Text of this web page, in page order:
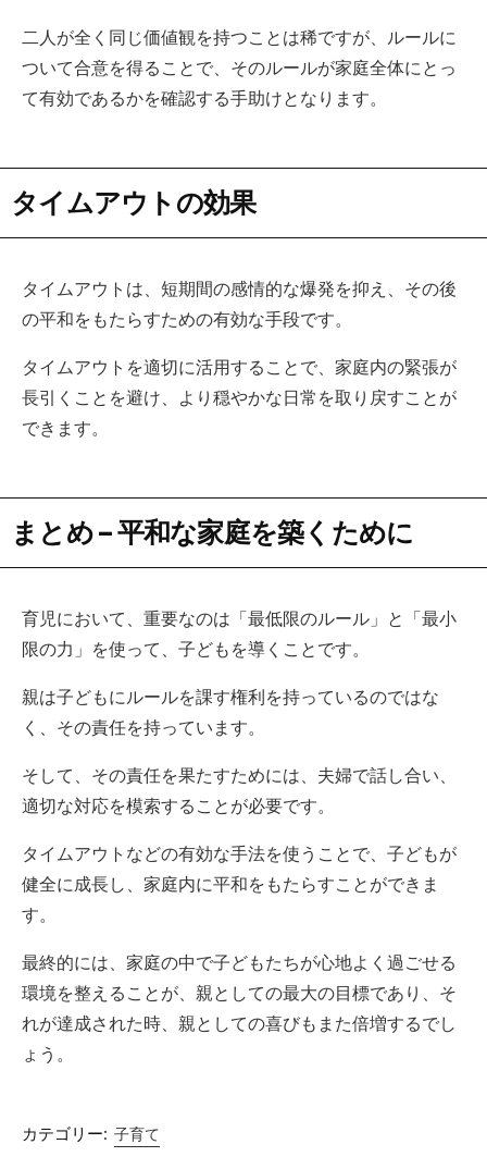
二人が全く同じ価値観を持つことは稀ですが、ルールに
ついて合意を得ることで、そのルールが家庭全体にとっ
て有効であるかを確認する手助けとなります。
タイムアウトの効果
タイムアウトは、短期間の感情的な爆発を抑え、その後
の平和をもたらすための有効な手段です。
タイムアウトを適切に活用することで、家庭内の緊張が
長引くことを避け、より穏やかな日常を取り戻すことが
できます。
まとめ – 平和な家庭を築くために
育児において、重要なのは「最低限のルール」と「最小
限の力」を使って、子どもを導くことです。
親は子どもにルールを課す権利を持っているのではな
く、その責任を持っています。
そして、その責任を果たすためには、夫婦で話し合い、
適切な対応を模索することが必要です。
タイムアウトなどの有効な手法を使うことで、子どもが
健全に成長し、家庭内に平和をもたらすことができま
す。
最終的には、家庭の中で子どもたちが心地よく過ごせる
環境を整えることが、親としての最大の目標であり、そ
れが達成された時、親としての喜びもまた倍増するでし
ょう。
カテゴリー: 子育て